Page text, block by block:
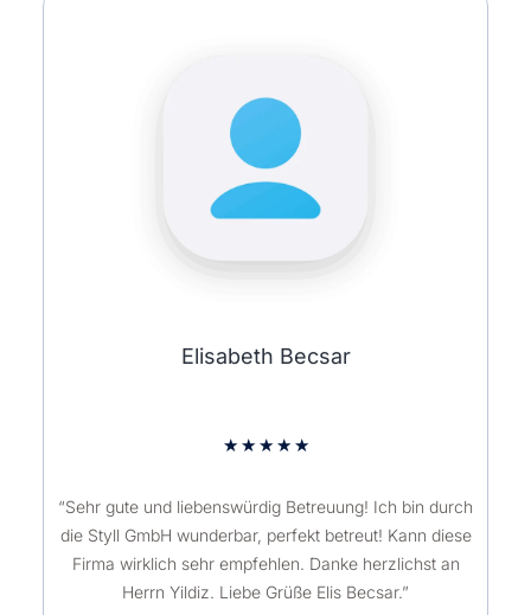
Elisabeth Becsar
★ ★ ★ ★ ★
“Sehr gute und liebenswürdig Betreuung! Ich bin durch
die Styll GmbH wunderbar, perfekt betreut! Kann diese
Firma wirklich sehr empfehlen. Danke herzlichst an
Herrn Yildiz. Liebe Grüße Elis Becsar.”